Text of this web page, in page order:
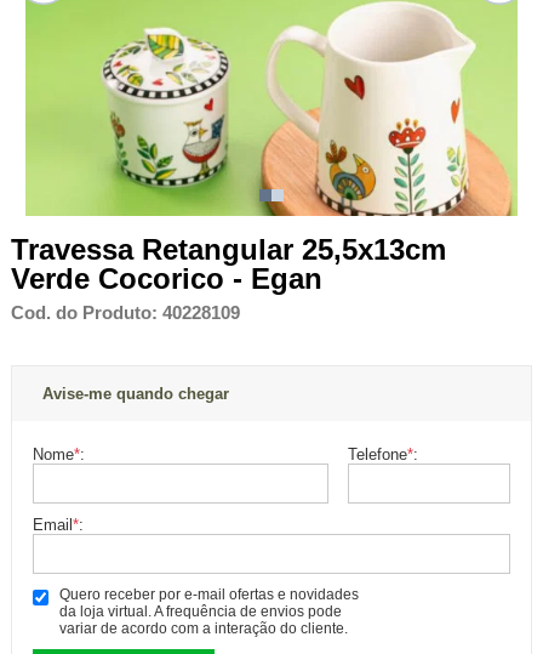
Travessa Retangular 25,5x13cm
Verde Cocorico - Egan
Cod. do Produto: 40228109
Avise-me quando chegar
Nome*: Telefone*:
Email*:
Quero receber por e-mail ofertas e novidades
da loja virtual. A frequência de envios pode
variar de acordo com a interação do cliente.